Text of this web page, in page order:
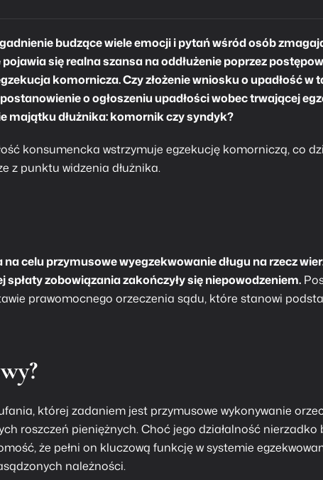
budzące wiele emocji i pytań wśród osób
się realna szansa na oddłużenie poprzez
komornicza. Czy złożenie wniosku o upadłość w
o ogłoszeniu upadłości wobec trwającej
majątku dłużnika: komornik czy syndyk?
konsumencka wstrzymuje egzekucję komorniczą, co
z punktu widzenia dłużnika.
celu przymusowe wyegzekwowanie długu na rzecz
zobowiązania zakończyły się niepowodzeniem.
prawomocnego orzeczenia sądu, które stanowi
której zadaniem jest przymusowe wykonywanie
roszczeń pieniężnych. Choć jego działalność nierzadko
że pełni on kluczową funkcję w systemie
należności.